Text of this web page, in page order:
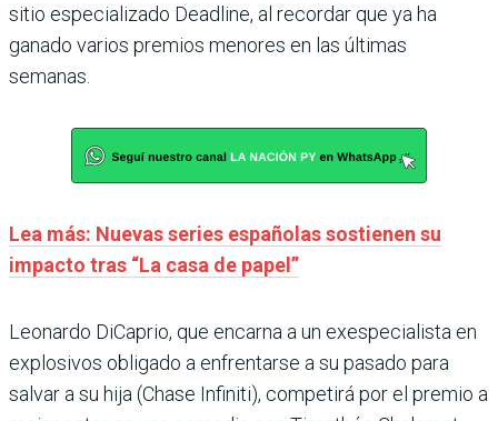
sitio especializado Deadline, al recordar que ya ha
ganado varios premios menores en las últimas
semanas.
Lea más: Nuevas series españolas sostienen su
impacto tras “La casa de papel”
Leonardo DiCaprio, que encarna a un exespecialista en
explosivos obligado a enfrentarse a su pasado para
salvar a su hija (Chase Infiniti), competirá por el premio a